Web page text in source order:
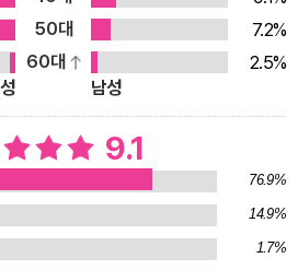
아까운 세상이다. 시간이 돈만큼 혹
변모하면서 ‘시간의 가성비’가 중요해
. 소유 경제에서 경험 경제로 이행하
할 것, 즐길 것이 너무 많아졌다. 초 단
경제에서 시간의 밀도가 높아지며, 우
다. ● Rise of ‘Homo P
롬프트는 AI에게 원하는 답을 얻어내
50대
7.2%
60대
2.5%
남성
9.1
76.9%
14.9%
1.7%